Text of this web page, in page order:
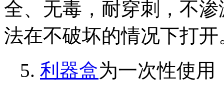
全、无毒，耐穿刺，不
法在不破坏的情况下打开
5. 利器盒为一次性使用